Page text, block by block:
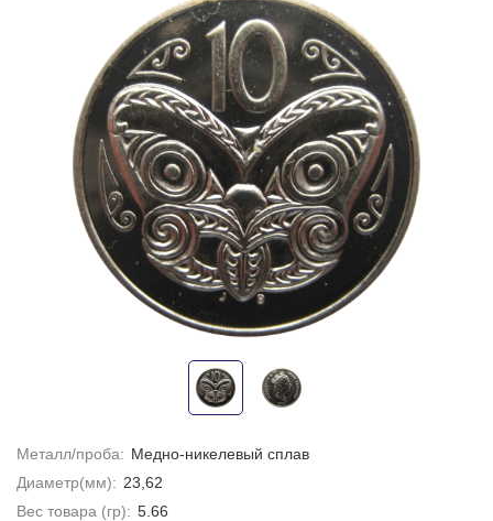
Металл/проба: Медно-никелевый сплав
Диаметр(мм): 23,62
Вес товара (гр): 5.66